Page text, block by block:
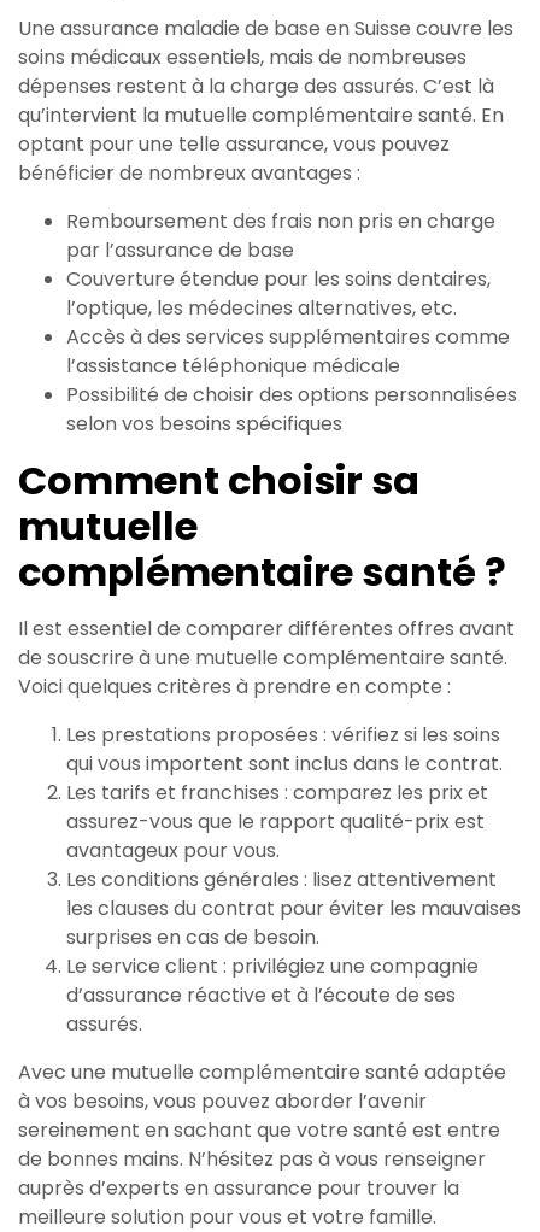
Une assurance maladie de base en Suisse couvre les
soins médicaux essentiels, mais de nombreuses
dépenses restent à la charge des assurés. C’est là
qu’intervient la mutuelle complémentaire santé. En
optant pour une telle assurance, vous pouvez
bénéficier de nombreux avantages :
Remboursement des frais non pris en charge
par l’assurance de base
Couverture étendue pour les soins dentaires,
l’optique, les médecines alternatives, etc.
Accès à des services supplémentaires comme
l’assistance téléphonique médicale
Possibilité de choisir des options personnalisées
selon vos besoins spécifiques
Comment choisir sa
mutuelle
complémentaire santé ?
Il est essentiel de comparer différentes offres avant
de souscrire à une mutuelle complémentaire santé.
Voici quelques critères à prendre en compte :
Les prestations proposées : vérifiez si les soins
qui vous importent sont inclus dans le contrat.
Les tarifs et franchises : comparez les prix et
assurez-vous que le rapport qualité-prix est
avantageux pour vous.
Les conditions générales : lisez attentivement
les clauses du contrat pour éviter les mauvaises
surprises en cas de besoin.
Le service client : privilégiez une compagnie
d’assurance réactive et à l’écoute de ses
assurés.
Avec une mutuelle complémentaire santé adaptée
à vos besoins, vous pouvez aborder l’avenir
sereinement en sachant que votre santé est entre
de bonnes mains. N’hésitez pas à vous renseigner
auprès d’experts en assurance pour trouver la
meilleure solution pour vous et votre famille.